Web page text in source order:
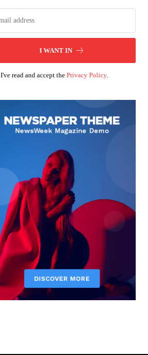
I WANT IN
I've read and accept the Privacy Policy.